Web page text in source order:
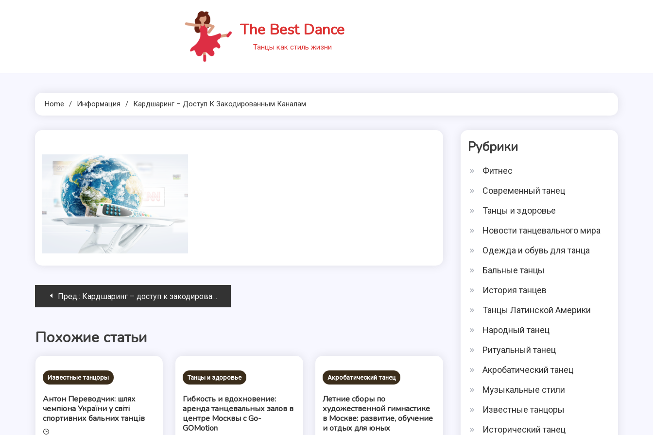
The Best Dance
Танцы как стиль жизни
Home Информация Кардшаринг – Доступ К Закодированным Каналам
Навигация
записям
Пред.: Кардшаринг – доступ к закодированным каналам
Похожие статьи
Известные танцоры
Антон Переводчик: шлях
чемпіона України у світі
спортивних бальних танців
Танцы и здоровье
Гибкость и вдохновение:
аренда танцевальных залов в
центре Москвы с Go-
GOMotion
Акробатический танец
Летние сборы по
художественной гимнастике
в Москве: развитие, обучение
и отдых для юных
Рубрики
Фитнес
Современный танец
Танцы и здоровье
Новости танцевального мира
Одежда и обувь для танца
Бальные танцы
История танцев
Танцы Латинской Америки
Народный танец
Ритуальный танец
Акробатический танец
Музыкальные стили
Известные танцоры
Исторический танец